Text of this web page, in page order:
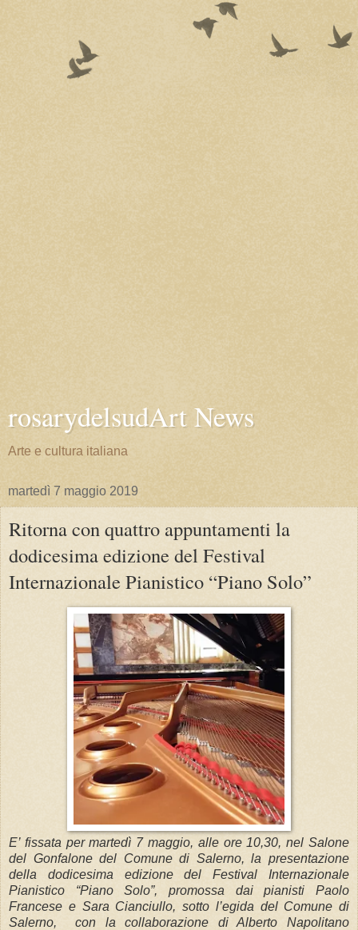
rosarydelsudArt News
Arte e cultura italiana
martedì 7 maggio 2019
Ritorna con quattro appuntamenti la
dodicesima edizione del Festival
Internazionale Pianistico “Piano Solo”
E’ fissata per martedì 7 maggio, alle ore 10,30, nel Salone
del Gonfalone del Comune di Salerno, la presentazione
della dodicesima edizione del Festival Internazionale
Pianistico “Piano Solo”, promossa dai pianisti Paolo
Francese e Sara Cianciullo, sotto l’egida del Comune di
Salerno, con la collaborazione di Alberto Napolitano